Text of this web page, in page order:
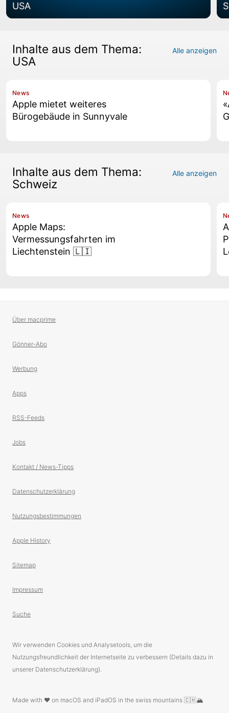
USA
Inhalte aus dem Thema:
USA
Alle anzeigen
News
Apple mietet weiteres
Bürogebäude in Sunnyvale
Inhalte aus dem Thema:
Schweiz
Alle anzeigen
News
Apple Maps:
Vermessungsfahrten im
Liechtenstein 🇱🇮
Über macprime
Gönner-Abo
Werbung
Apps
RSS-Feeds
Jobs
Kontakt / News-Tipps
Datenschutzerklärung
Nutzungsbestimmungen
Apple History
Sitemap
Impressum
Suche
Wir verwenden Cookies und Analysetools, um die
Nutzungsfreundlichkeit der Internetseite zu verbessern (Details dazu in
unserer Datenschutzerklärung).
Made with ❤️ on macOS and iPadOS in the swiss mountains 🇨🇭🏔